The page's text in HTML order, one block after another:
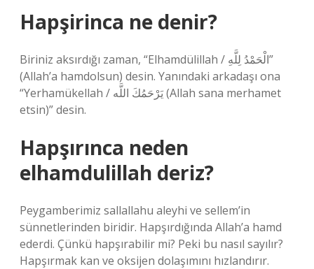
Hapşirinca ne denir?
Biriniz aksırdığı zaman, “Elhamdülillah / الْحَمْدُ لِلَّهِ”
(Allah’a hamdolsun) desin. Yanındaki arkadaşı ona
“Yerhamükellah / يَرْحَمُكَ اللَّه (Allah sana merhamet
etsin)” desin.
Hapşırınca neden
elhamdulillah deriz?
Peygamberimiz sallallahu aleyhi ve sellem’in
sünnetlerinden biridir. Hapşırdığında Allah’a hamd
ederdi. Çünkü hapşırabilir mi? Peki bu nasıl sayılır?
Hapşırmak kan ve oksijen dolaşımını hızlandırır.